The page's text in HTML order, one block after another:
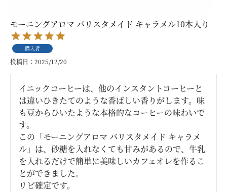
モーニングアロマ バリスタメイド キャラメル10本入り
購入者
投稿日 2025/12/20
イニックコーヒーは、他のインスタントコーヒーと
は違いひきたてのような香ばしい香りがします。味
も豆からひいたような本格的なコーヒーの味わいで
す。
この「モーニングアロマ バリスタメイド キャラメ
ル」は、砂糖を入れなくても甘みがあるので、牛乳
を入れるだけで簡単に美味しいカフェオレを作るこ
とができました。
リピ確定です。